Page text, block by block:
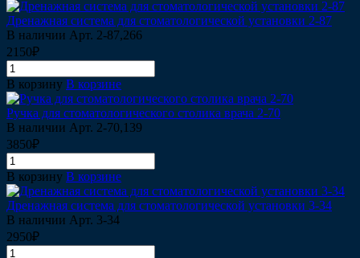
Дренажная система для стоматологической установки 2-87
В наличии Арт. 2-87,266
2150₽
В корзину В корзине
Ручка для стоматологического столика врача 2-70
В наличии Арт. 2-70,139
3850₽
В корзину В корзине
Дренажная система для стоматологической установки 3-34
В наличии Арт. 3-34
2950₽